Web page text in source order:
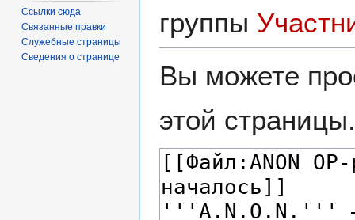
группы
Вы можете
этой страницы.
Ссылки сюда
Связанные правки
Служебные страницы
Сведения о странице